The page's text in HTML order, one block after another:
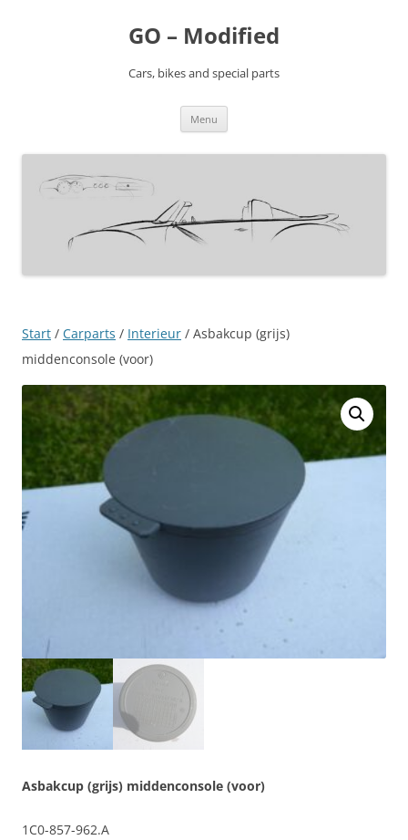
GO – Modified
Cars, bikes and special parts
Menu
Start / Carparts / Interieur / Asbakcup (grijs)
middenconsole (voor)
Asbakcup (grijs) middenconsole (voor)
1C0-857-962.A